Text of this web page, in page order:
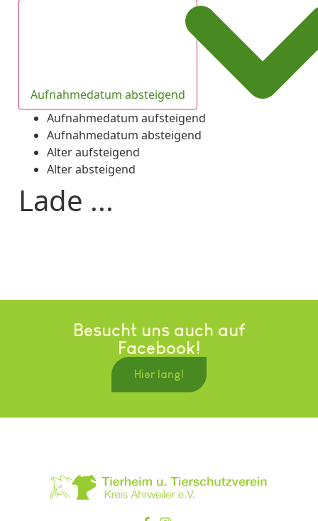
Aufnahmedatum absteigend
Aufnahmedatum aufsteigend
Aufnahmedatum absteigend
Alter aufsteigend
Alter absteigend
Lade ...
Besucht uns auch auf
Facebook!
Hier lang!